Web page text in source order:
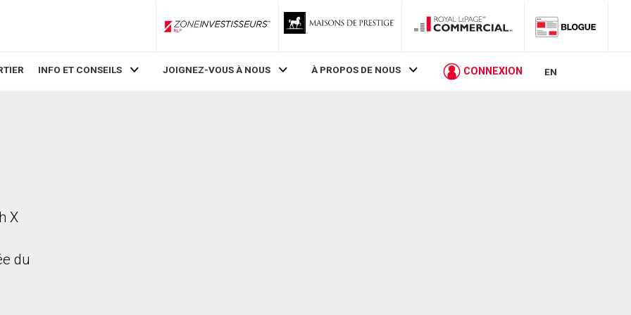
ZoneInvestisseurs RLP
INFO ET CONSEILS JOIGNEZ-VOUS À NOUS À PROPOS DE NOUS CONNEXION EN
X
du